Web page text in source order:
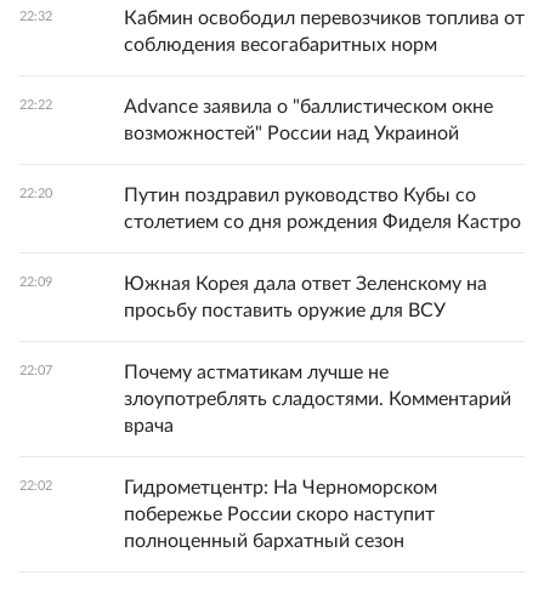
22:32
Кабмин освободил перевозчиков топлива от
соблюдения весогабаритных норм
22:22
Advance заявила о "баллистическом окне
возможностей" России над Украиной
22:20
Путин поздравил руководство Кубы со
столетием со дня рождения Фиделя Кастро
22:09
Южная Корея дала ответ Зеленскому на
просьбу поставить оружие для ВСУ
22:07
Почему астматикам лучше не
злоупотреблять сладостями. Комментарий
врача
22:02
Гидрометцентр: На Черноморском
побережье России скоро наступит
полноценный бархатный сезон